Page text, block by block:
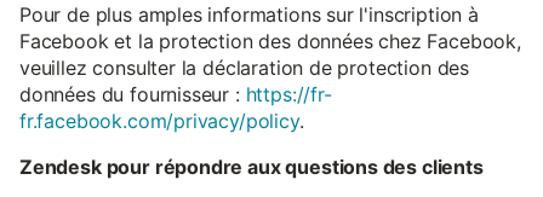
Pour de plus amples informations sur l'inscription à
Facebook et la protection des données chez Facebook,
veuillez consulter la déclaration de protection des
données du fournisseur : https://fr-
fr.facebook.com/privacy/policy.
Zendesk pour répondre aux questions des clients